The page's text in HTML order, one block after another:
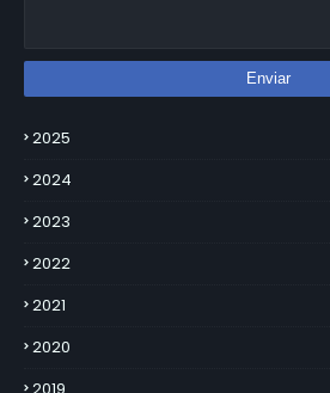
2025
2024
2023
2022
2021
2020